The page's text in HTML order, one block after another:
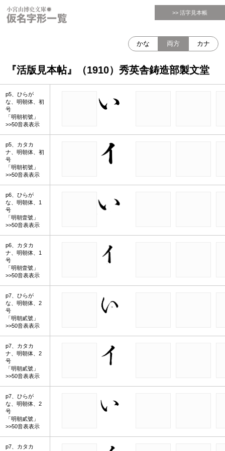
>> 活字見本帳
『活版見本帖』（1910）秀英舎鋳造部製文堂
かな 両方 カナ
p5、ひらが
な、明朝体、初
号
「明朝初號」
>>50音表表示
p5、カタカ
ナ、明朝体、初
号
「明朝初號」
>>50音表表示
p6、ひらが
な、明朝体、1
号
「明朝壹號」
>>50音表表示
p6、カタカ
ナ、明朝体、1
号
「明朝壹號」
>>50音表表示
p7、ひらが
な、明朝体、2
号
「明朝貳號」
>>50音表表示
p7、カタカ
ナ、明朝体、2
号
「明朝貳號」
>>50音表表示
p7、ひらが
な、明朝体、2
号
「明朝貳號」
>>50音表表示
p7、カタカ